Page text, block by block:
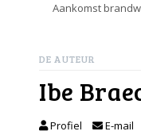
Aankomst
DE AUTEUR
Ibe
Profiel E-mail